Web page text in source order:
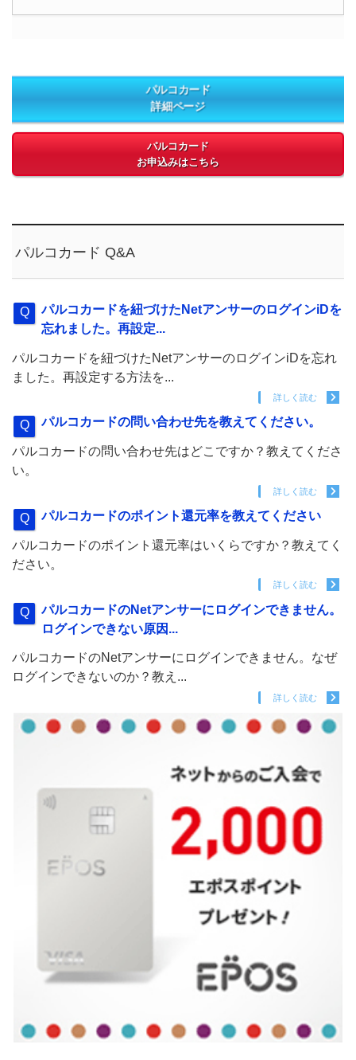
パルコカード
詳細ページ
パルコカード
お申込みはこちら
パルコカード Q&A
パルコカードを紐づけたNetアンサーのログインiDを
忘れました。再設定...
パルコカードを紐づけたNetアンサーのログインiDを忘れ
ました。再設定する方法を...
詳しく読む
パルコカードの問い合わせ先を教えてください。
パルコカードの問い合わせ先はどこですか？教えてくださ
い。
詳しく読む
パルコカードのポイント還元率を教えてください
パルコカードのポイント還元率はいくらですか？教えてく
ださい。
詳しく読む
パルコカードのNetアンサーにログインできません。
ログインできない原因...
パルコカードのNetアンサーにログインできません。なぜ
ログインできないのか？教え...
詳しく読む